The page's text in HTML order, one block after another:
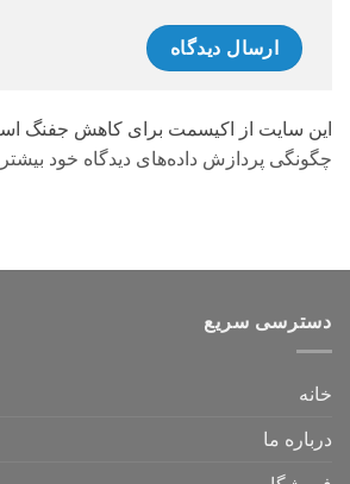
این سایت از اکیسمت برای کاهش جفنگ
چگونگی پردازش داده‌های دیدگاه خود بیشتر
دسترسی سریع
خانه
درباره ما